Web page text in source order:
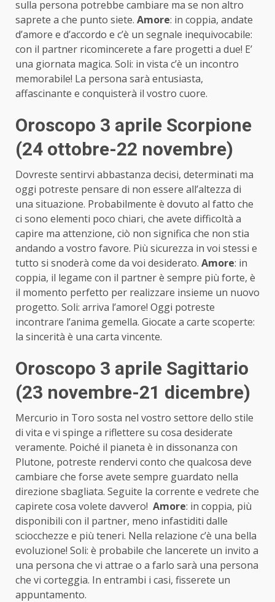
sulla persona potrebbe cambiare ma se non altro
saprete a che punto siete. Amore: in coppia, andate
d’amore e d’accordo e c’è un segnale inequivocabile:
con il partner ricomincerete a fare progetti a due! E’
una giornata magica. Soli: in vista c’è un incontro
memorabile! La persona sarà entusiasta,
affascinante e conquisterà il vostro cuore.
Oroscopo 3 aprile Scorpione
(24 ottobre-22 novembre)
Dovreste sentirvi abbastanza decisi, determinati ma
oggi potreste pensare di non essere all’altezza di
una situazione. Probabilmente è dovuto al fatto che
ci sono elementi poco chiari, che avete difficoltà a
capire ma attenzione, ciò non significa che non stia
andando a vostro favore. Più sicurezza in voi stessi e
tutto si snoderà come da voi desiderato. Amore: in
coppia, il legame con il partner è sempre più forte, è
il momento perfetto per realizzare insieme un nuovo
progetto. Soli: arriva l’amore! Oggi potreste
incontrare l’anima gemella. Giocate a carte scoperte:
la sincerità è una carta vincente.
Oroscopo 3 aprile Sagittario
(23 novembre-21 dicembre)
Mercurio in Toro sosta nel vostro settore dello stile
di vita e vi spinge a riflettere su cosa desiderate
veramente. Poiché il pianeta è in dissonanza con
Plutone, potreste rendervi conto che qualcosa deve
cambiare che forse avete sempre guardato nella
direzione sbagliata. Seguite la corrente e vedrete che
capirete cosa volete davvero! Amore: in coppia, più
disponibili con il partner, meno infastiditi dalle
sciocchezze e più teneri. Nella relazione c’è una bella
evoluzione! Soli: è probabile che lancerete un invito a
una persona che vi attrae o a farlo sarà una persona
che vi corteggia. In entrambi i casi, fisserete un
appuntamento.